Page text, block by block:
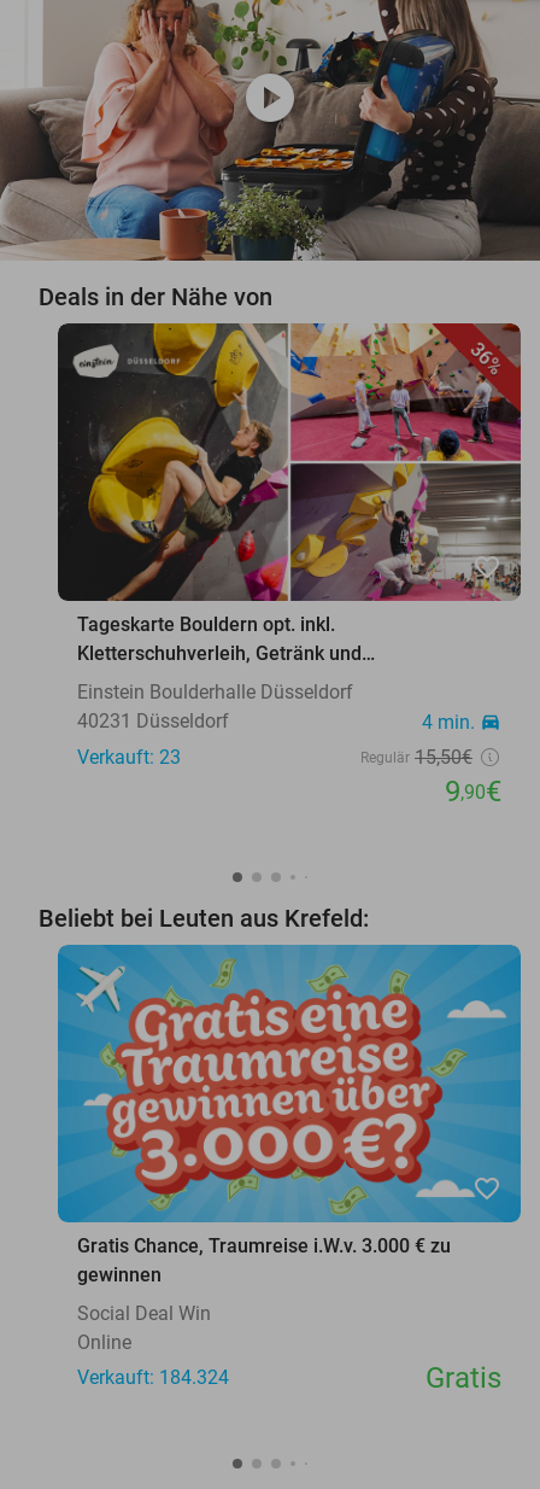
play_circle
Deals in der Nähe von
36%
favorite_border
Tageskarte Bouldern opt. inkl.
Kletterschuhverleih, Getränk und
Pizza/Flammkuchen
Einstein Boulderhalle Düsseldorf
40231 Düsseldorf
4 min. directions_car
Verkauft: 23 Regulär 15,50€
9,90€
Beliebt bei Leuten aus Krefeld:
favorite_border
Gratis Chance, Traumreise i.W.v. 3.000 € zu
gewinnen
Social Deal Win
Online
Verkauft: 184.324
Gratis